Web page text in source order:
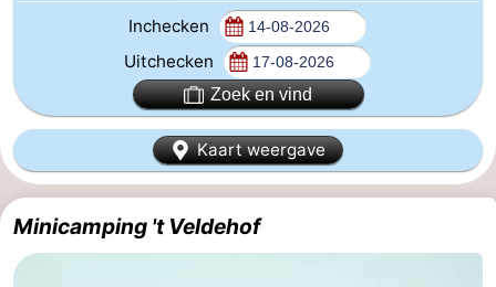
Appartementen
-
Park
Loverendale
-
Résidence
Bed
Inchecken
Uitchecken
Zoek en vind
Kaart weergave
Minicamping 't Veldehof